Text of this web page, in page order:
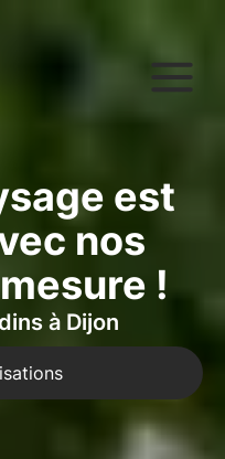
à Dijon
est
nos
!